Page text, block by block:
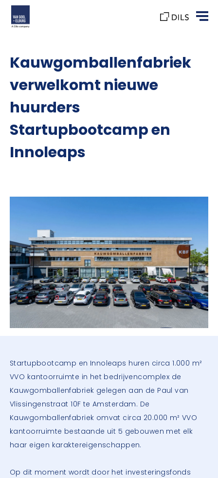
Kauwgomballenfabriek
verwelkomt nieuwe
huurders
Startupbootcamp en
Innoleaps
Startupbootcamp en Innoleaps huren circa 1.000 m²
VVO kantoorruimte in het bedrijvencomplex de
Kauwgomballenfabriek gelegen aan de Paul van
Vlissingenstraat 10F te Amsterdam. De
Kauwgomballenfabriek omvat circa 20.000 m² VVO
kantoorruimte bestaande uit 5 gebouwen met elk
haar eigen karaktereigenschappen.
Op dit moment wordt door het investeringsfonds